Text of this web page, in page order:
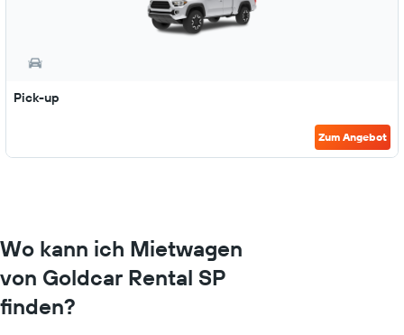
Pick-up
Zum Angebot
Wo kann ich Mietwagen
von Goldcar Rental SP
finden?